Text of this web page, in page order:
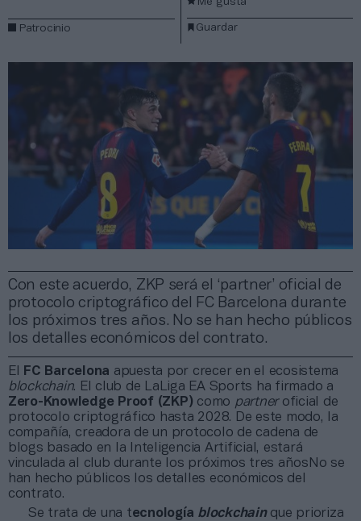
Con este acuerdo, ZKP será el ‘partner’ oficial de
protocolo criptográfico del FC Barcelona durante
los próximos tres años. No se han hecho públicos
los detalles económicos del contrato.
Patrocinio Guardar
El FC Barcelona apuesta por crecer en el ecosistema
blockchain. El club de LaLiga EA Sports ha firmado a
Zero-Knowledge Proof (ZKP) como partneroficial de
protocolo criptográfico hasta 2028. De este modo, la
compañía, creadora de un protocolo de cadena de
blogs basado en la Inteligencia Artificial, estará
vinculada al club durante los próximos tres añosNo se
han hecho públicos los detalles económicos del
contrato.
Se trata de una tecnología blockchainque prioriza